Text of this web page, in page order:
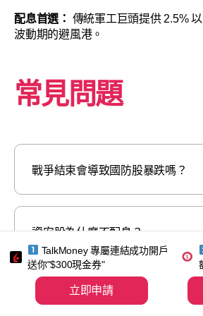
配息首選： 傳統軍工巨頭提供 2.5%
波動期的避風港。
常見問題
戰爭結束會導致國防股暴跌嗎？
資安股為什麼不配息？
TalkMoney 專屬連結成功開戶
送你"$300現金券"
立即申請